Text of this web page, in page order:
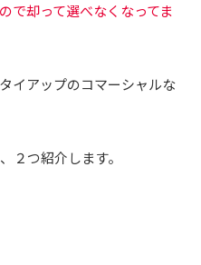
で却って選べなくなってま
イアップのコマーシャルな
２つ紹介します。